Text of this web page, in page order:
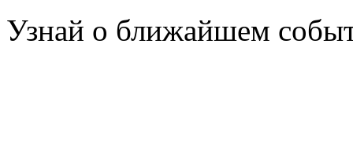
Узнай о ближайшем